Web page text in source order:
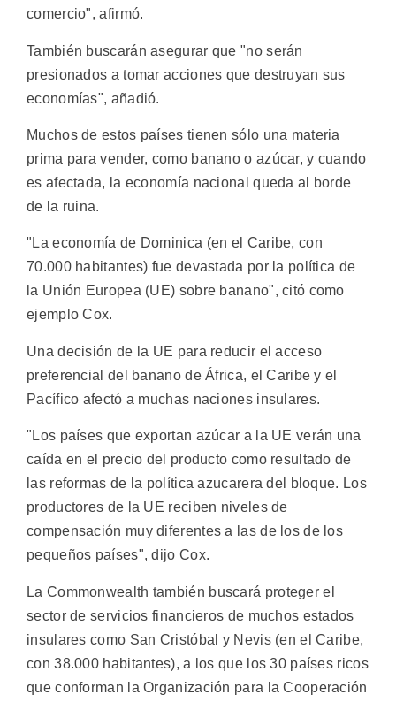
comercio", afirmó.
También buscarán asegurar que "no serán
presionados a tomar acciones que destruyan sus
economías", añadió.
Muchos de estos países tienen sólo una materia
prima para vender, como banano o azúcar, y cuando
es afectada, la economía nacional queda al borde
de la ruina.
"La economía de Dominica (en el Caribe, con
70.000 habitantes) fue devastada por la política de
la Unión Europea (UE) sobre banano", citó como
ejemplo Cox.
Una decisión de la UE para reducir el acceso
preferencial del banano de África, el Caribe y el
Pacífico afectó a muchas naciones insulares.
"Los países que exportan azúcar a la UE verán una
caída en el precio del producto como resultado de
las reformas de la política azucarera del bloque. Los
productores de la UE reciben niveles de
compensación muy diferentes a las de los de los
pequeños países", dijo Cox.
La Commonwealth también buscará proteger el
sector de servicios financieros de muchos estados
insulares como San Cristóbal y Nevis (en el Caribe,
con 38.000 habitantes), a los que los 30 países ricos
que conforman la Organización para la Cooperación